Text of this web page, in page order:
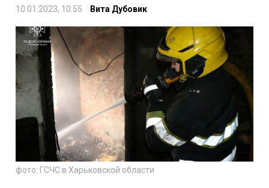
10.01.2023, 10:55 Вита Дубовик
фото: ГСЧС в Харьковской области